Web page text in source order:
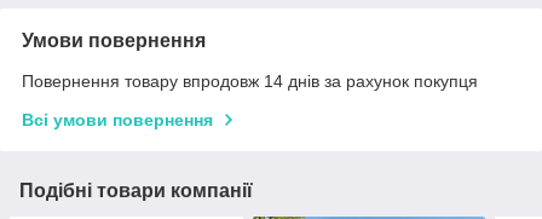
Умови повернення
Повернення товару впродовж 14 днів за рахунок покупця
Всі умови повернення
Подібні товари компанії